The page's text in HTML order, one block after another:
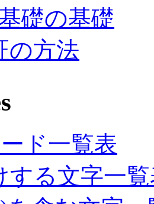
礎の基礎
の方法
ド一覧表
する文字一